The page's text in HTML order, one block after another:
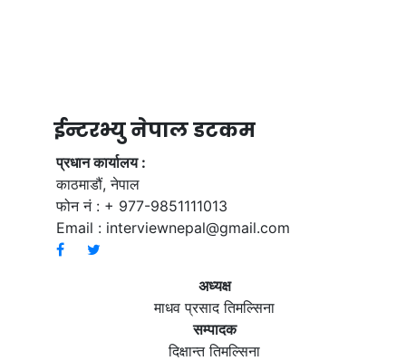
ईन्टरभ्यु नेपाल डटकम
प्रधान कार्यालय :
काठमाडौं, नेपाल
फोन नं : + 977-9851111013
Email : interviewnepal@gmail.com
अध्यक्ष
माधव प्रसाद तिमल्सिना
सम्पादक
दिक्षान्त तिमल्सिना